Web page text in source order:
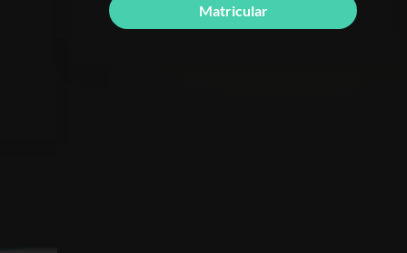
Matricular